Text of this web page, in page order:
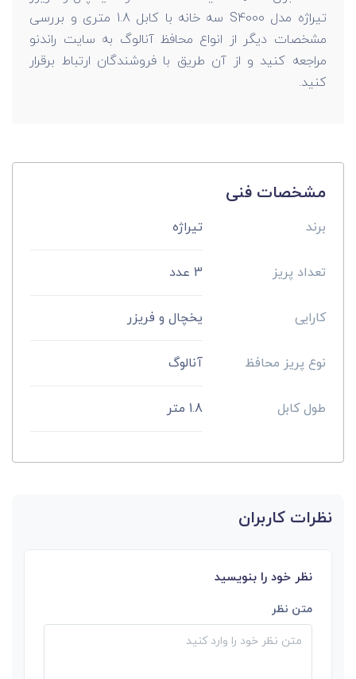
تیراژه مدل S4000 سه خانه با کابل 1.8 متری و بررسی
مشخصات دیگر از انواع محافظ آنالوگ به سایت راندنو
مراجعه کنید و از آن طریق با فروشندگان ارتباط برقرار
کنید.
مشخصات فنی
برند تیراژه
تعداد پریز 3 عدد
کارایی یخچال و فریزر
نوع پریز محافظ آنالوگ
طول کابل 1.8 متر
نظرات کاربران
نظر خود را بنویسید
متن نظر